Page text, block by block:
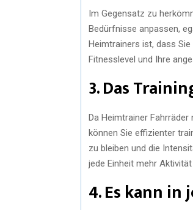
Im Gegensatz zu
Bedürfnisse anpassen,
Heimtrainers ist, dass
Fitnesslevel und Ihre
3. Das
Da Heimtrainer
können Sie effizienter
zu bleiben und die
jede Einheit mehr
4. Es kann